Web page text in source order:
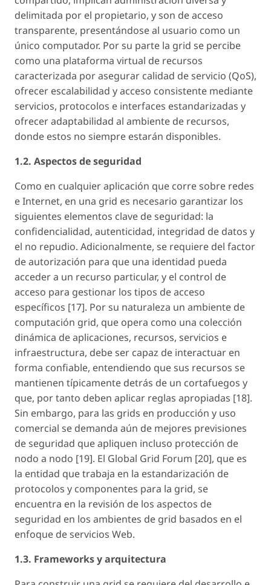
delimitada por el propietario, y son de acceso
transparente, presentándose al usuario como un
único computador. Por su parte la grid se percibe
como una plataforma virtual de recursos
caracterizada por asegurar calidad de servicio (QoS),
ofrecer escalabilidad y acceso consistente mediante
servicios, protocolos e interfaces estandarizadas y
ofrecer adaptabilidad al ambiente de recursos,
donde estos no siempre estarán disponibles.
1.2. Aspectos de seguridad
Como en cualquier aplicación que corre sobre redes
e Internet, en una grid es necesario garantizar los
siguientes elementos clave de seguridad: la
confidencialidad, autenticidad, integridad de datos y
el no repudio. Adicionalmente, se requiere del factor
de autorización para que una identidad pueda
acceder a un recurso particular, y el control de
acceso para gestionar los tipos de acceso
específicos [17]. Por su naturaleza un ambiente de
computación grid, que opera como una colección
dinámica de aplicaciones, recursos, servicios e
infraestructura, debe ser capaz de interactuar en
forma confiable, entendiendo que sus recursos se
mantienen típicamente detrás de un cortafuegos y
que, por tanto deben aplicar reglas apropiadas [18].
Sin embargo, para las grids en producción y uso
comercial se demanda aún de mejores previsiones
de seguridad que apliquen incluso protección de
nodo a nodo [19]. El Global Grid Forum [20], que es
la entidad que trabaja en la estandarización de
protocolos y componentes para la grid, se
encuentra en la revisión de los aspectos de
seguridad en los ambientes de grid basados en el
enfoque de servicios Web.
1.3. Frameworks y arquitectura